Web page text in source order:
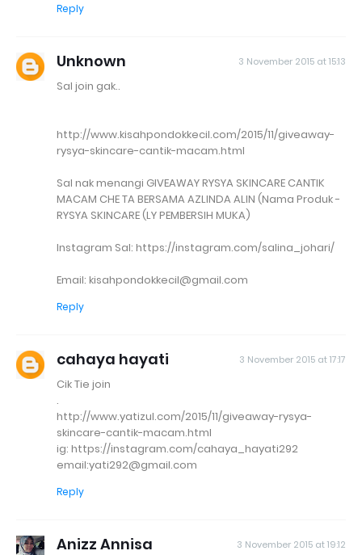
Reply
Unknown 3 November 2015 at 15:13
Sal join gak..
http://www.kisahpondokkecil.com/2015/11/giveaway-
rysya-skincare-cantik-macam.html
Sal nak menangi GIVEAWAY RYSYA SKINCARE CANTIK
MACAM CHE TA BERSAMA AZLINDA ALIN (Nama Produk -
RYSYA SKINCARE (LY PEMBERSIH MUKA)
Instagram Sal: https://instagram.com/salina_johari/
Email: kisahpondokkecil@gmail.com
Reply
cahaya hayati 3 November 2015 at 17:17
Cik Tie join
.
http://www.yatizul.com/2015/11/giveaway-rysya-
skincare-cantik-macam.html
ig: https://instagram.com/cahaya_hayati292
email:yati292@gmail.com
Reply
Anizz Annisa 3 November 2015 at 19:12